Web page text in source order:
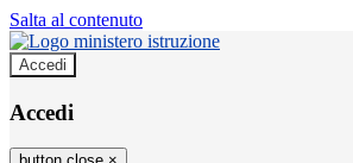
Salta al contenuto
Accedi
Accedi